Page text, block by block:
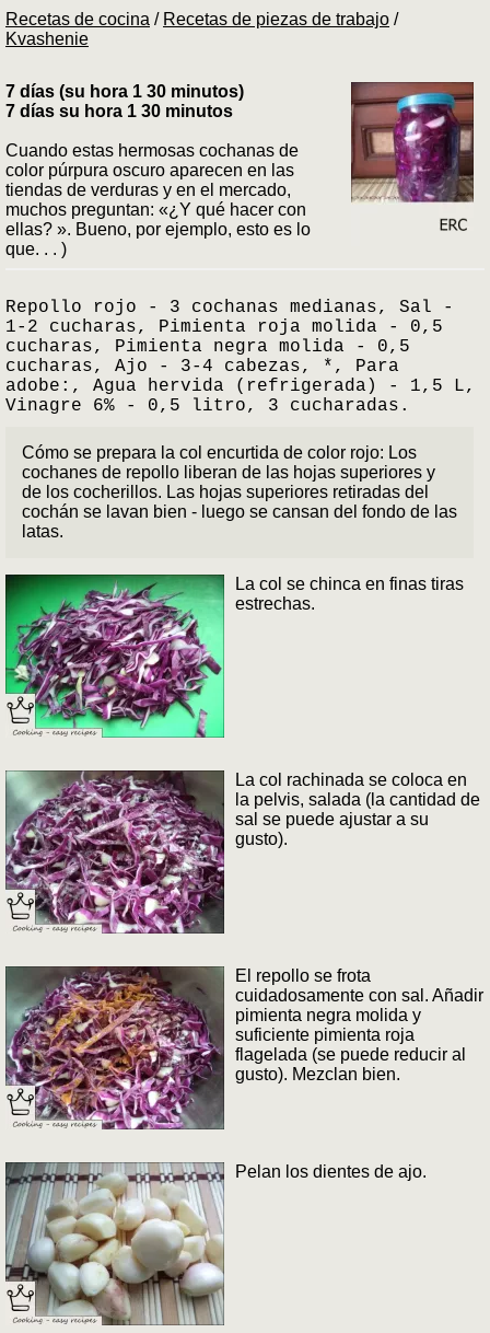
Recetas de cocina / Recetas de piezas de trabajo /
Kvashenie
7 días (su hora 1 30 minutos)
7 días su hora 1 30 minutos
Cuando estas hermosas cochanas de
color púrpura oscuro aparecen en las
tiendas de verduras y en el mercado,
muchos preguntan: «¿Y qué hacer con
ellas? ». Bueno, por ejemplo, esto es lo
que. . . )
Repollo rojo - 3 cochanas medianas, Sal -
1-2 cucharas, Pimienta roja molida - 0,5
cucharas, Pimienta negra molida - 0,5
cucharas, Ajo - 3-4 cabezas, *, Para
adobe:, Agua hervida (refrigerada) - 1,5 L,
Vinagre 6% - 0,5 litro, 3 cucharadas.
Cómo se prepara la col encurtida de color rojo: Los
cochanes de repollo liberan de las hojas superiores y
de los cocherillos. Las hojas superiores retiradas del
cochán se lavan bien - luego se cansan del fondo de las
latas.
La col se chinca en finas tiras
estrechas.
La col rachinada se coloca en
la pelvis, salada (la cantidad de
sal se puede ajustar a su
gusto).
El repollo se frota
cuidadosamente con sal. Añadir
pimienta negra molida y
suficiente pimienta roja
flagelada (se puede reducir al
gusto). Mezclan bien.
Pelan los dientes de ajo.